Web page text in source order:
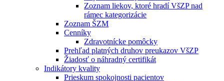
Zoznam liekov, ktoré hradí VšZP nad
rámec kategorizácie
Zoznam ŠZM
Cenníky
Zdravotnícke pomôcky
Prehľad platných druhov preukazov VšZP
Žiadosť o náhradný certifikát
Indikátory kvality
Prieskum spokojnosti pacientov